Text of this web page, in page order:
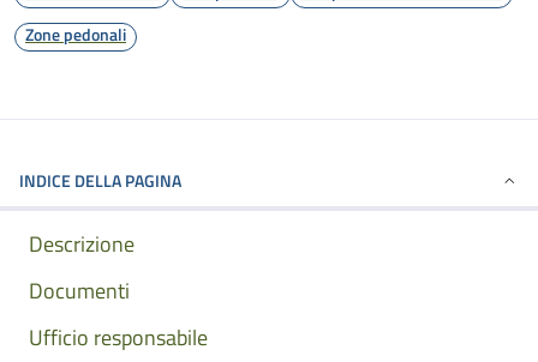
Zone pedonali
INDICE DELLA PAGINA
Descrizione
Documenti
Ufficio responsabile